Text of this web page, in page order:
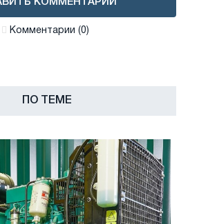
Комментарии (0)
ПО ТЕМЕ